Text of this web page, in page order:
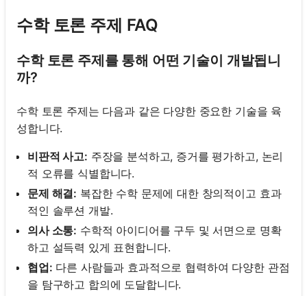
수학 토론 주제 FAQ
수학 토론 주제를 통해 어떤 기술이 개발됩니
까?
수학 토론 주제는 다음과 같은 다양한 중요한 기술을 육
성합니다.
비판적 사고: 주장을 분석하고, 증거를 평가하고, 논리
적 오류를 식별합니다.
문제 해결: 복잡한 수학 문제에 대한 창의적이고 효과
적인 솔루션 개발.
의사 소통: 수학적 아이디어를 구두 및 서면으로 명확
하고 설득력 있게 표현합니다.
협업: 다른 사람들과 효과적으로 협력하여 다양한 관점
을 탐구하고 합의에 도달합니다.